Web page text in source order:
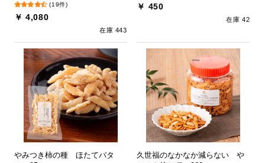
(19件)
￥ 4,080
在庫 443
￥ 450
在庫 42
やみつき柿の種 ほたてバタ
久世福のなかなか減らない や